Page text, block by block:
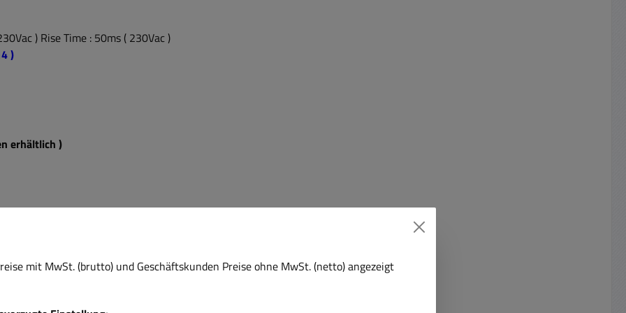
) Rise Time : 50ms ( 230Vac )
)
erhältlich )
mit MwSt. (brutto) und Geschäftskunden Preise ohne MwSt. (netto) angezeigt